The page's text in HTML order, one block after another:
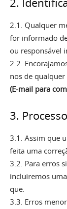
2.1. Qualquer
for informado
ou responsável
2.2.
nos de
(E-mail para
3.
3.1. Assim que
feita uma
3.2. Para erros
incluiremos
que.
3.3. Erros